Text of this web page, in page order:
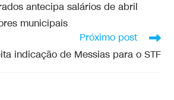
antecipa salários de abril
municipais
Próximo post
indicação de Messias para o STF